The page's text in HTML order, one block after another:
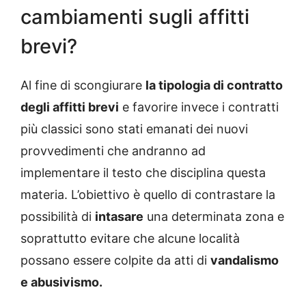
cambiamenti sugli affitti
brevi?
Al fine di scongiurare la tipologia di contratto
degli affitti brevi e favorire invece i contratti
più classici sono stati emanati dei nuovi
provvedimenti che andranno ad
implementare il testo che disciplina questa
materia. L’obiettivo è quello di contrastare la
possibilità di intasare una determinata zona e
soprattutto evitare che alcune località
possano essere colpite da atti di vandalismo
e abusivismo.